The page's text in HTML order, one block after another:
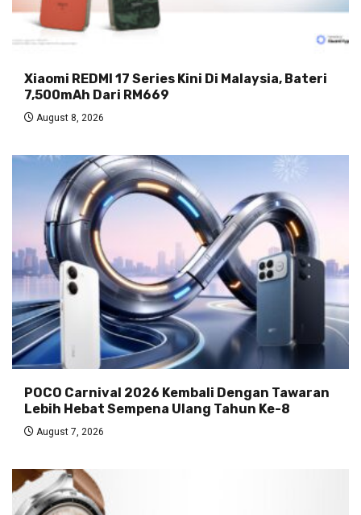
Xiaomi REDMI 17 Series Kini Di Malaysia, Bateri
7,500mAh Dari RM669
August 8, 2026
POCO Carnival 2026 Kembali Dengan Tawaran
Lebih Hebat Sempena Ulang Tahun Ke-8
August 7, 2026